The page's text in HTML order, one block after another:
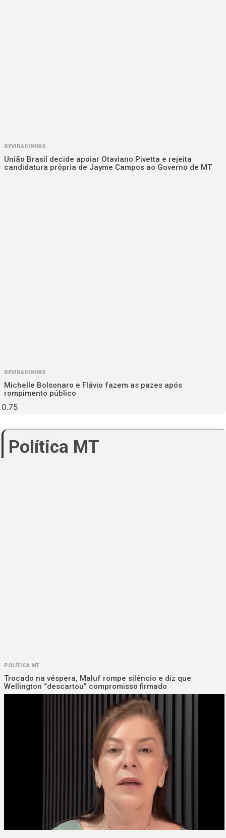
REVIRADINHAS
União Brasil decide apoiar Otaviano Pivetta e rejeita
candidatura própria de Jayme Campos ao Governo de MT
REVIRADINHAS
Michelle Bolsonaro e Flávio fazem as pazes após
rompimento público
Política MT
POLÍTICA MT
Trocado na véspera, Maluf rompe silêncio e diz que
Wellington “descartou” compromisso firmado